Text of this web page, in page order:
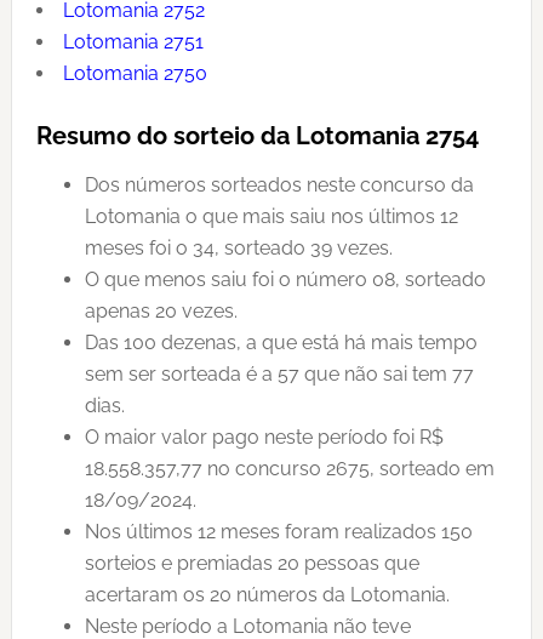
Lotomania 2752
Lotomania 2751
Lotomania 2750
Resumo do sorteio da Lotomania 2754
Dos números sorteados neste concurso da
Lotomania o que mais saiu nos últimos 12
meses foi o 34, sorteado 39 vezes.
O que menos saiu foi o número 08, sorteado
apenas 20 vezes.
Das 100 dezenas, a que está há mais tempo
sem ser sorteada é a 57 que não sai tem 77
dias.
O maior valor pago neste período foi R$
18.558.357,77 no concurso 2675, sorteado em
18/09/2024.
Nos últimos 12 meses foram realizados 150
sorteios e premiadas 20 pessoas que
acertaram os 20 números da Lotomania.
Neste período a Lotomania não teve